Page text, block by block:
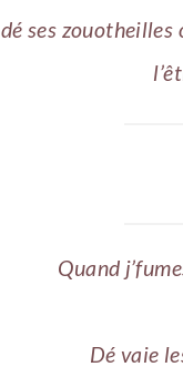
dé ses zouotheilles
Quand
Dé vaie